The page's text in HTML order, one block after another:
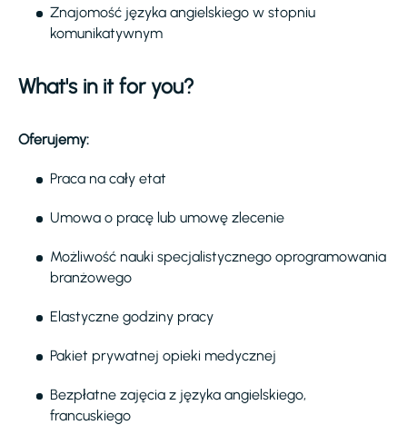
Znajomość języka angielskiego w stopniu
komunikatywnym
What's in it for you?
Oferujemy:
Praca na cały etat
Umowa o pracę lub umowę zlecenie
Możliwość nauki specjalistycznego oprogramowania
branżowego
Elastyczne godziny pracy
Pakiet prywatnej opieki medycznej
Bezpłatne zajęcia z języka angielskiego,
francuskiego